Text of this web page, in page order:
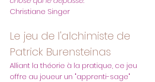
Christiane Singer
Le jeu de l'alchimiste de
Patrick Burensteinas
Alliant la théorie à la pratique, ce jeu
offre au joueur un "apprenti-sage"